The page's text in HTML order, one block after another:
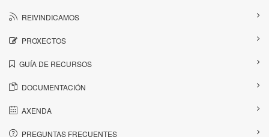
REIVINDICAMOS
PROXECTOS
GUÍA DE RECURSOS
DOCUMENTACIÓN
AXENDA
PREGUNTAS FRECUENTES